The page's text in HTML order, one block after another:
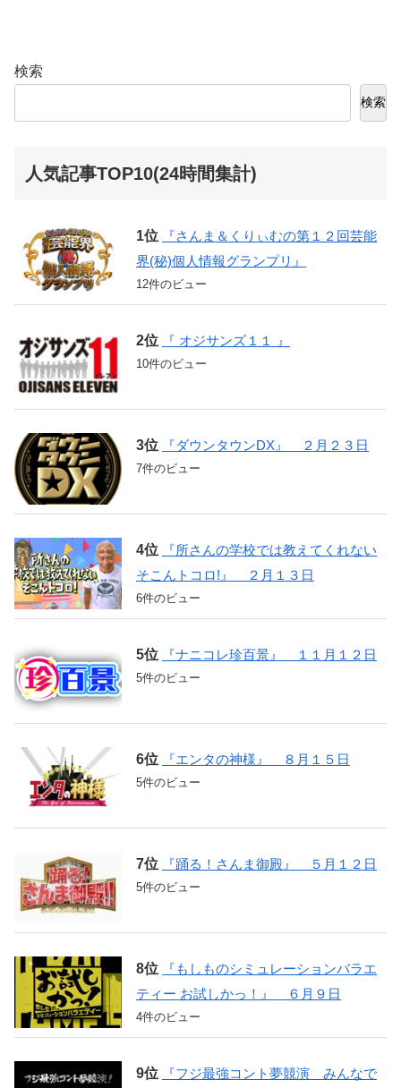
検索
検索
人気記事TOP10(24時間集計)
『さんま＆くりぃむの第１２回芸能
界(秘)個人情報グランプリ』
12件のビュー
『 オジサンズ１１ 』
10件のビュー
『ダウンタウンDX』 ２月２３日
7件のビュー
『所さんの学校では教えてくれない
そこんトコロ!』 ２月１３日
6件のビュー
『ナニコレ珍百景』 １１月１２日
5件のビュー
『エンタの神様』 ８月１５日
5件のビュー
『踊る！さんま御殿』 ５月１２日
5件のビュー
『もしものシミュレーションバラエ
ティー お試しかっ！』 ６月９日
4件のビュー
『フジ最強コント夢競演 みんなで